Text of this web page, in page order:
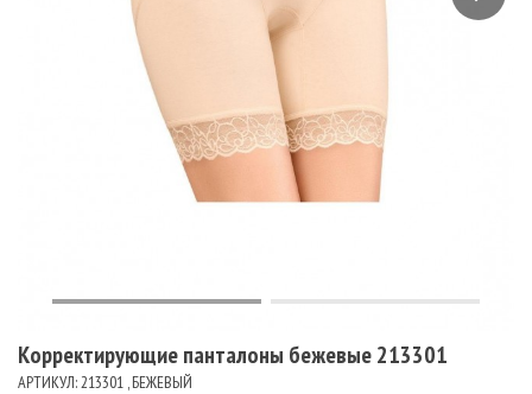
Корректирующие панталоны бежевые 213301
АРТИКУЛ: 213301 , БЕЖЕВЫЙ